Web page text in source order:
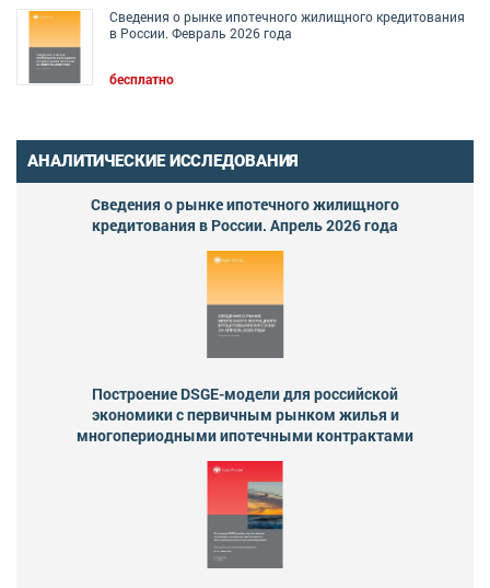
Сведения о рынке ипотечного жилищного кредитования
в России. Февраль 2026 года
бесплатно
АНАЛИТИЧЕСКИЕ ИССЛЕДОВАНИЯ
Сведения о рынке ипотечного жилищного
кредитования в России. Апрель 2026 года
Построение DSGE-модели для российской
экономики с первичным рынком жилья и
многопериодными ипотечными контрактами